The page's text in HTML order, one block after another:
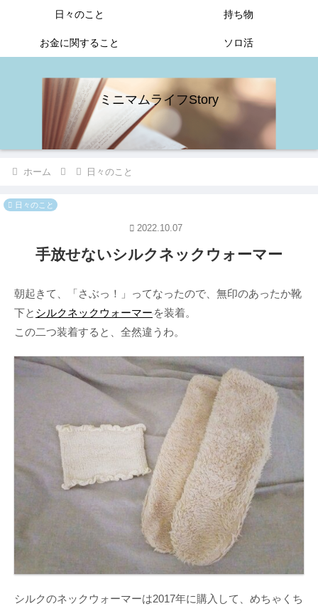
ミニマムライフStory
日々のこと 持ち物
お金に関すること ソロ活
ホーム 日々のこと
日々のこと
手放せないシルクネックウォーマー
2022.10.07
朝起きて、「さぶっ！」ってなったので、無印のあったか靴
下と シルクネックウォーマー を装着。
この二つ装着すると、全然違うわ。
シルクのネックウォーマーは2017年に購入して、めちゃくち